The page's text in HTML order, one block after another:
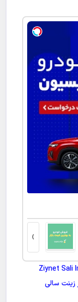
›
Ziynet Sali
زینت سالی